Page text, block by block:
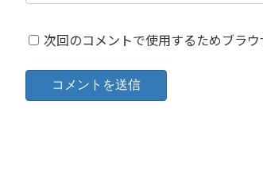
次回のコメントで使用するためブラ